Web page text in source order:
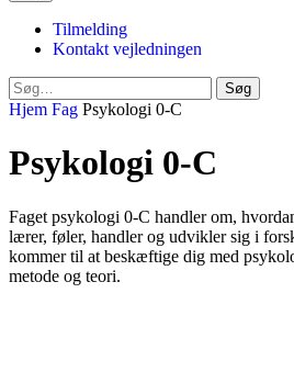
Tilmelding
Kontakt vejledningen
Luk
søgeformular
Søg
Hjem Fag Psykologi 0-C
Psykologi 0-C
Faget psykologi 0-C handler om,
lærer, føler, handler og udvikler sig i
kommer til at beskæftige dig med
metode og teori.